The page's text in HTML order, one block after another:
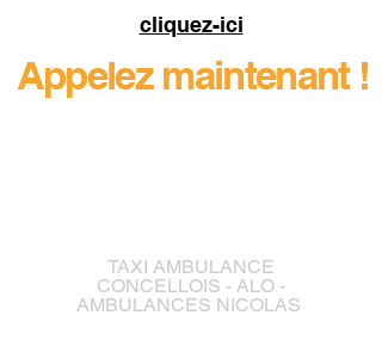
cliquez-ici
TAXI AMBULANCE
CONCELLOIS - ALO -
AMBULANCES NICOLAS
Appelez maintenant !